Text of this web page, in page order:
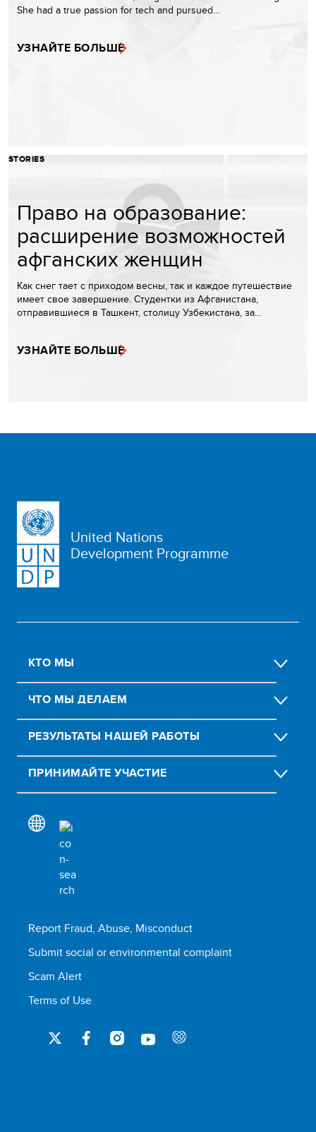
She had a true passion for tech and pursued…
УЗНАЙТЕ БОЛЬШЕ
STORIES
Право на образование:
расширение возможностей
афганских женщин
Как снег тает с приходом весны, так и каждое путешествие
имеет свое завершение. Студентки из Афганистана,
отправившиеся в Ташкент, столицу Узбекистана, за…
УЗНАЙТЕ БОЛЬШЕ
United Nations
Development Programme
КТО МЫ
ЧТО МЫ ДЕЛАЕМ
РЕЗУЛЬТАТЫ НАШЕЙ РАБОТЫ
ПРИНИМАЙТЕ УЧАСТИЕ
Report Fraud, Abuse, Misconduct
Submit social or environmental complaint
Scam Alert
Terms of Use